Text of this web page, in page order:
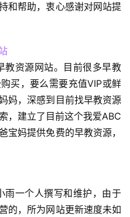
和帮助，衷心感谢对网站提
资源网站。目前很多早教
买，要么需要充值VIP或鲜
妈，深感到目前找早教资源
，建立了目前这个我爱ABC
宝妈提供免费的早教资源，
一个人撰写和维护，由于
的，所为网站更新速度未如